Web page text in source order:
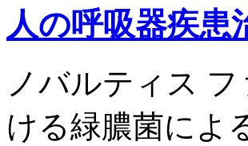
人の呼吸器疾患
ノバルティス
ける緑膿菌によ